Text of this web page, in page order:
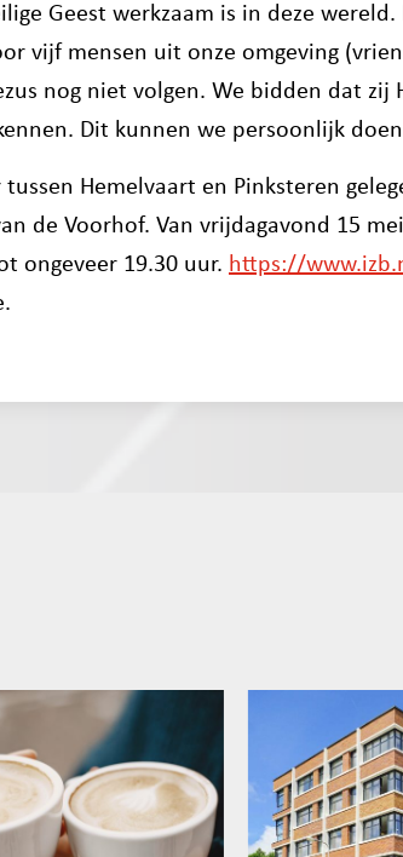
Geest werkzaam is in deze
vijf mensen uit onze omgeving
nog niet volgen. We bidden dat zij
Dit kunnen we persoonlijk
tussen Hemelvaart en Pinksteren
de Voorhof. Van vrijdagavond 15
ongeveer 19.30 uur. https://